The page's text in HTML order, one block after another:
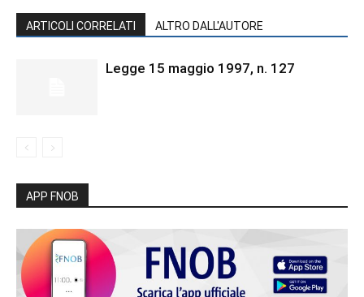
ARTICOLI CORRELATI ALTRO DALL'AUTORE
Legge 15 maggio 1997, n. 127
APP FNOB